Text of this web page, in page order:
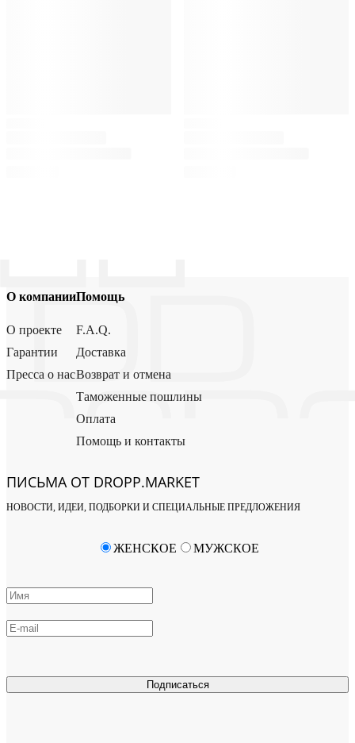
О компании
О проекте
Гарантии
Пресса о нас
Помощь
F.A.Q.
Доставка
Возврат и отмена
Таможенные пошлины
Оплата
Помощь и контакты
ПИСЬМА ОТ DROPP.MARKET
НОВОСТИ, ИДЕИ, ПОДБОРКИ И СПЕЦИАЛЬНЫЕ ПРЕДЛОЖЕНИЯ
Подписаться
ЖЕНСКОЕ МУЖСКОЕ